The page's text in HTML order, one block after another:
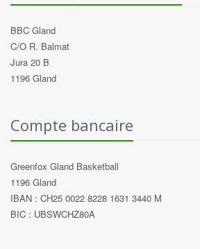
BBC Gland
C/O R. Balmat
Jura 20 B
1196 Gland
Compte bancaire
Greenfox Gland Basketball
1196 Gland
IBAN : CH25 0022 8228 1631 3440 M
BIC : UBSWCHZ80A